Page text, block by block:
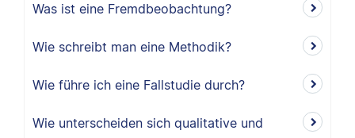
Was ist eine Fremdbeobachtung?
Wie schreibt man eine Methodik?
Wie führe ich eine Fallstudie durch?
Wie unterscheiden sich qualitative und